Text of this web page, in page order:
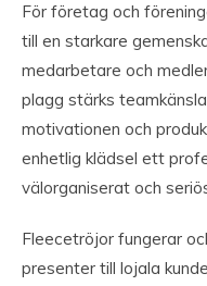
För företag och
till en starkare
medarbetare och
plagg stärks
motivationen och
enhetlig klädsel ett
välorganiserat och
Fleecetröjor fungerar
presenter till lojala